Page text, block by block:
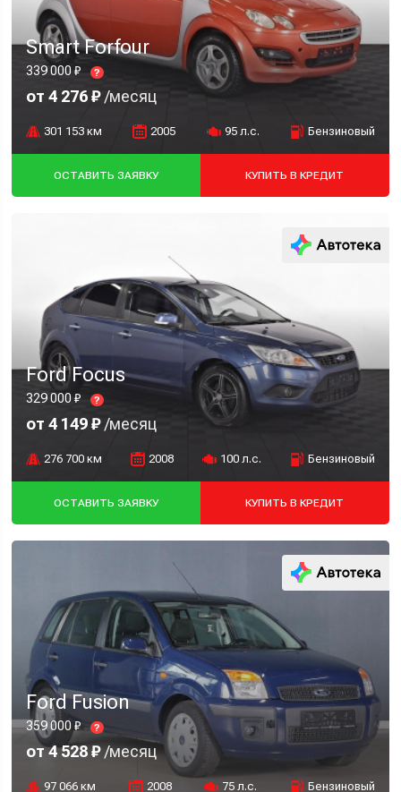
Smart Forfour
339 000 ₽ ?
от 4 276 ₽/месяц
301 153 км 2005 95 л.с. Бензиновый
ОСТАВИТЬ ЗАЯВКУ КУПИТЬ В КРЕДИТ
Ford Focus
329 000 ₽ ?
от 4 149 ₽/месяц
276 700 км 2008 100 л.с. Бензиновый
ОСТАВИТЬ ЗАЯВКУ КУПИТЬ В КРЕДИТ
Ford Fusion
359 000 ₽ ?
от 4 528 ₽/месяц
97 066 км 2008 75 л.с. Бензиновый